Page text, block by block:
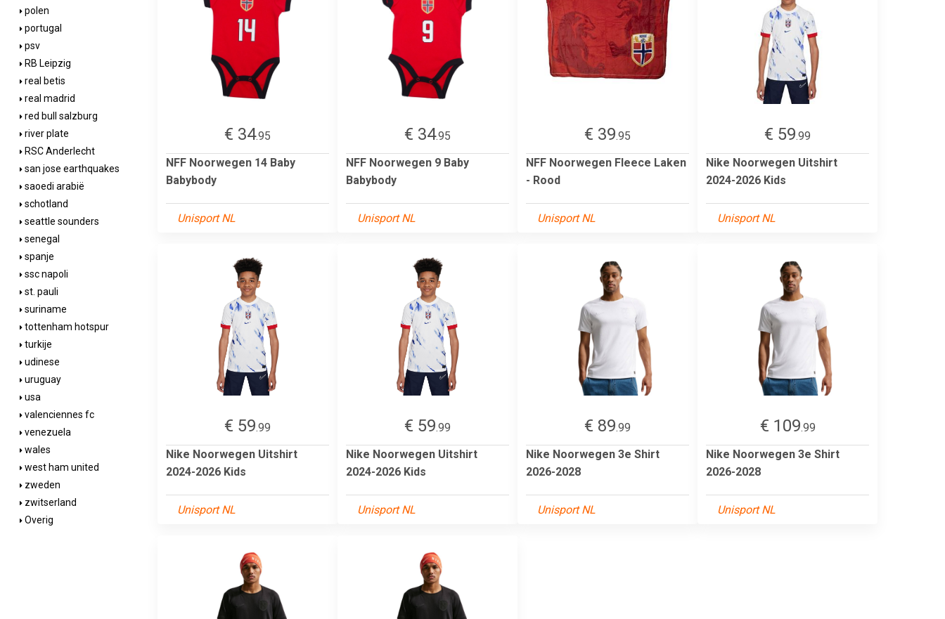
polen
portugal
psv
RB Leipzig
real betis
real madrid
red bull salzburg
river plate
RSC Anderlecht
san jose earthquakes
saoedi arabië
schotland
seattle sounders
senegal
spanje
ssc napoli
st. pauli
suriname
tottenham hotspur
turkije
udinese
uruguay
usa
valenciennes fc
venezuela
wales
west ham united
zweden
zwitserland
Overig
€ 34.95
NFF Noorwegen 14 Baby
Babybody
Unisport NL
€ 34.95
NFF Noorwegen 9 Baby
Babybody
Unisport NL
€ 39.95
NFF Noorwegen Fleece Laken
- Rood
Unisport NL
€ 59.99
Nike Noorwegen Uitshirt
2024-2026 Kids
Unisport NL
€ 59.99
Nike Noorwegen Uitshirt
2024-2026 Kids
Unisport NL
€ 59.99
Nike Noorwegen Uitshirt
2024-2026 Kids
Unisport NL
€ 89.99
Nike Noorwegen 3e Shirt
2026-2028
Unisport NL
€ 109.99
Nike Noorwegen 3e Shirt
2026-2028
Unisport NL